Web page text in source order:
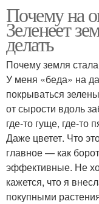
Почему на
Зеленеет
делать
Почему земля
У меня «беда» на
покрываться
от сырости вдоль
где-то гуще, где-то
Даже цветет. Что
главное — как
эффективные. Не
кажется, что я
покупными